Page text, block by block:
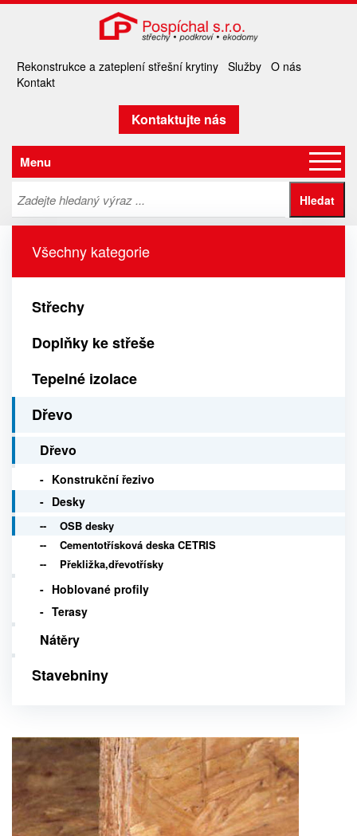
Rekonstrukce a zateplení střešní krytiny Služby O nás
Kontakt
Kontaktujte nás
Menu
Všechny kategorie
Střechy
Doplňky ke střeše
Tepelné izolace
Dřevo
Dřevo
Konstrukční řezivo
Desky
OSB desky
Cementotřísková deska CETRIS
Překližka,dřevotřísky
Hoblované profily
Terasy
Nátěry
Stavebniny